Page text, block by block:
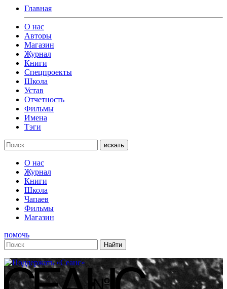
Главная
О нас
Авторы
Магазин
Журнал
Книги
Спецпроекты
Школа
Устав
Отчетность
Фильмы
Имена
Тэги
искать
О нас
Журнал
Книги
Школа
Чапаев
Фильмы
Магазин
помочь